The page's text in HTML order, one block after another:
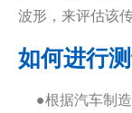
波形，来评估该
如何进行
●根据汽车制